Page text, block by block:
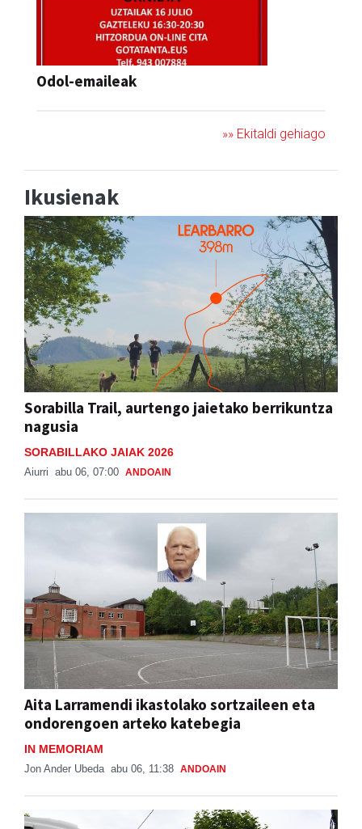
Odol-emaileak
»» Ekitaldi gehiago
Ikusienak
Sorabilla Trail, aurtengo jaietako berrikuntza
nagusia
SORABILLAKO JAIAK 2026
Aiurri abu 06, 07:00 ANDOAIN
Aita Larramendi ikastolako sortzaileen eta
ondorengoen arteko katebegia
IN MEMORIAM
Jon Ander Ubeda abu 06, 11:38 ANDOAIN